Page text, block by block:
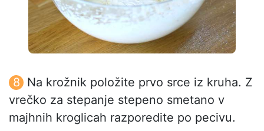
Na krožnik položite prvo srce iz kruha. Z
vrečko za stepanje stepeno smetano v
majhnih kroglicah razporedite po pecivu.